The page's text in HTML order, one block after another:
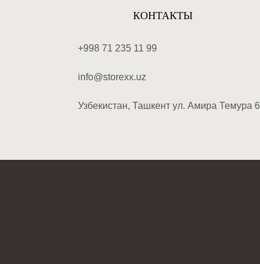
КОНТАКТЫ
+998 71 235 11 99
info@storexx.uz
Узбекистан, Ташкент ул. Амира Темура